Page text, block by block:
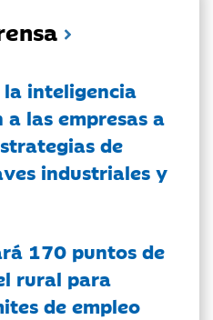
inteligencia
las empresas a
de
industriales y
170 puntos de
rural para
de empleo